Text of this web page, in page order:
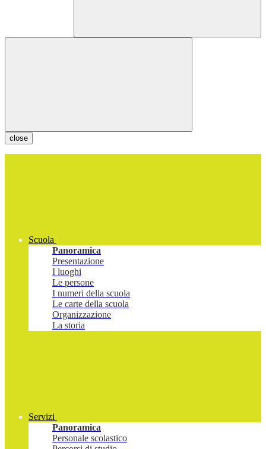
close
Scuola
Panoramica
Presentazione
I luoghi
Le persone
I numeri della scuola
Le carte della scuola
Organizzazione
La storia
Servizi
Panoramica
Personale scolastico